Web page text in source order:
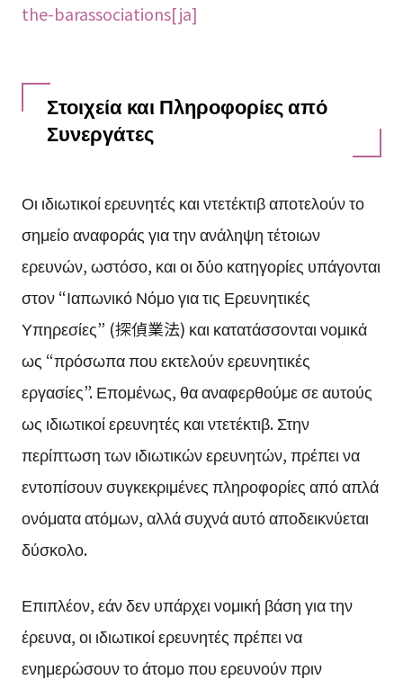
the-barassociations[ja]
Στοιχεία και Πληροφορίες από
Συνεργάτες
Οι ιδιωτικοί ερευνητές και ντετέκτιβ αποτελούν το
σημείο αναφοράς για την ανάληψη τέτοιων
ερευνών, ωστόσο, και οι δύο κατηγορίες υπάγονται
στον “Ιαπωνικό Νόμο για τις Ερευνητικές
Υπηρεσίες” (探偵業法) και κατατάσσονται νομικά
ως “πρόσωπα που εκτελούν ερευνητικές
εργασίες”. Επομένως, θα αναφερθούμε σε αυτούς
ως ιδιωτικοί ερευνητές και ντετέκτιβ. Στην
περίπτωση των ιδιωτικών ερευνητών, πρέπει να
εντοπίσουν συγκεκριμένες πληροφορίες από απλά
ονόματα ατόμων, αλλά συχνά αυτό αποδεικνύεται
δύσκολο.
Επιπλέον, εάν δεν υπάρχει νομική βάση για την
έρευνα, οι ιδιωτικοί ερευνητές πρέπει να
ενημερώσουν το άτομο που ερευνούν πριν